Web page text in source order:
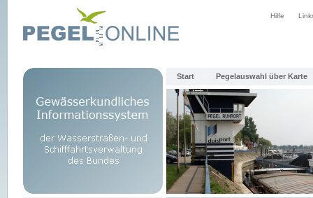
Hilfe
Start Pegelauswahl über Karte